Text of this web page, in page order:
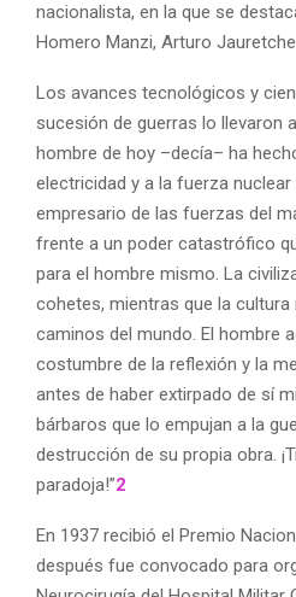
nacionalista, en la que se
Homero Manzi, Arturo
Los avances tecnológicos y
sucesión de guerras lo llevaron
hombre de hoy –decía– ha
electricidad y a la fuerza
empresario de las fuerzas del
frente a un poder catastrófico
para el hombre mismo. La
cohetes, mientras que la
caminos del mundo. El hombre
costumbre de la reflexión y la
antes de haber extirpado de sí
bárbaros que lo empujan a la
destrucción de su propia obra.
paradoja!”2
En 1937 recibió el Premio
después fue convocado para